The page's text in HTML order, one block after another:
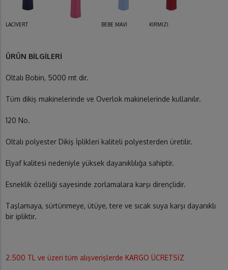
LACİVERT BEBE MAVİ KIRMIZI
ÜRÜN BİLGİLERİ
Oltalı Bobin, 5000 mt dir.
Tüm dikiş makinelerinde ve Overlok makinelerinde kullanılır.
120 No.
Oltalı polyester Dikiş İplikleri kaliteli polyesterden üretilir.
Elyaf kalitesi nedeniyle yüksek dayanıklılığa sahiptir.
Esneklik özelliği sayesinde zorlamalara karşı dirençlidir.
Taşlamaya, sürtünmeye, ütüye, tere ve sıcak suya karşı dayanıklı
bir ipliktir.
2.500 TL ve üzeri tüm alışverişlerde KARGO ÜCRETSİZ